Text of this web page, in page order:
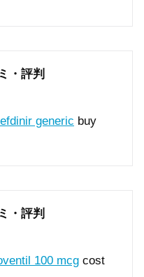
・評判
generic buy
・評判
100 mcg cost